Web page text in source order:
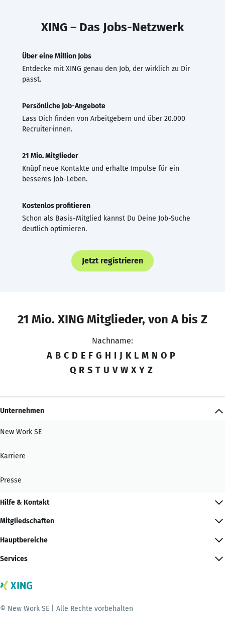
XING – Das Jobs-Netzwerk
Über eine Million Jobs
Entdecke mit XING genau den Job, der wirklich zu Dir
passt.
Persönliche Job-Angebote
Lass Dich finden von Arbeitgebern und über 20.000
Recruiter·innen.
21 Mio. Mitglieder
Knüpf neue Kontakte und erhalte Impulse für ein
besseres Job-Leben.
Kostenlos profitieren
Schon als Basis-Mitglied kannst Du Deine Job-Suche
deutlich optimieren.
Jetzt registrieren
21 Mio. XING Mitglieder, von A bis Z
Nachname:
A B C D E F G H I J K L M N O P
Q R S T U V W X Y Z
Unternehmen
New Work SE
Karriere
Presse
Hilfe & Kontakt
Mitgliedschaften
Hauptbereiche
Services
© New Work SE | Alle Rechte vorbehalten